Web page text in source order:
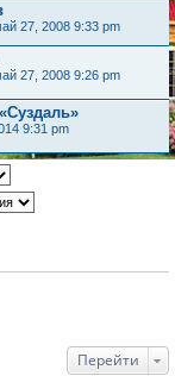
27, 2008 9:33 pm
27, 2008 9:26 pm
9:31 pm
Перейти